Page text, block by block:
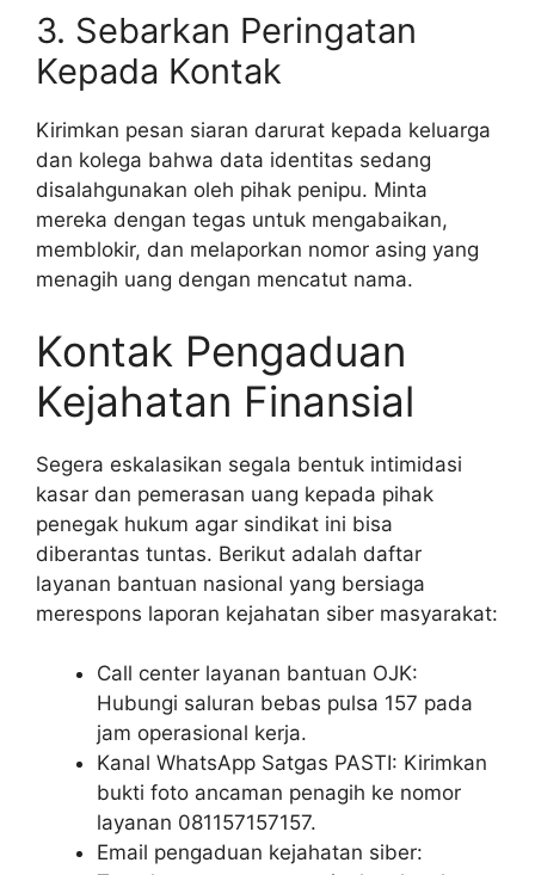
3. Sebarkan Peringatan
Kepada Kontak
Kirimkan pesan siaran darurat kepada keluarga
dan kolega bahwa data identitas sedang
disalahgunakan oleh pihak penipu. Minta
mereka dengan tegas untuk mengabaikan,
memblokir, dan melaporkan nomor asing yang
menagih uang dengan mencatut nama.
Kontak Pengaduan
Kejahatan Finansial
Segera eskalasikan segala bentuk intimidasi
kasar dan pemerasan uang kepada pihak
penegak hukum agar sindikat ini bisa
diberantas tuntas. Berikut adalah daftar
layanan bantuan nasional yang bersiaga
merespons laporan kejahatan siber masyarakat:
Call center layanan bantuan OJK:
Hubungi saluran bebas pulsa 157 pada
jam operasional kerja.
Kanal WhatsApp Satgas PASTI: Kirimkan
bukti foto ancaman penagih ke nomor
layanan 081157157157.
Email pengaduan kejahatan siber: